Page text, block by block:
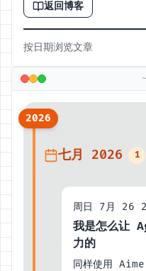
返回博客
按日期浏览文章
2026
七月 2026 1
周日 7月 26
我是怎么让
力的
同样使用
目录
无